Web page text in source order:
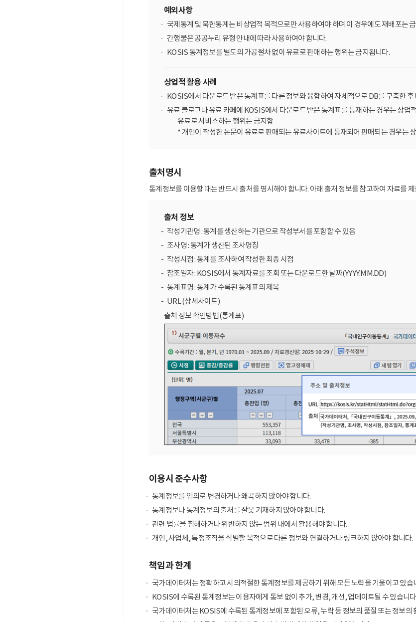
예외사항
국제통계 및 북한통계는 비상업적 목적으로만 사용하여야 하며 이 경우에도 재배포는
간행물은 공공누리 유형 안내에 따라 사용하여야 합니다.
KOSIS 통계정보를 별도의 가공절차 없이 유료로 판매하는 행위는 금지됩니다.
상업적 활용 사례
KOSIS에서 다운로드 받은 통계표를 다른 정보와 융합하여 자체적으로 DB를 구축한
유료 블로그나 유료 카페에 KOSIS에서 다운로드 받은 통계표를 등재하는 경우는 상
유료로 서비스하는 행위는 금지함
* 개인이 작성한 논문이 유료로 판매되는 유료사이트에 등재되어 판매되는 경우는
출처명시
통계정보를 이용할 때는 반드시 출처를 명시해야 합니다. 아래 출처 정보를 참고하여 자료를
출처 정보
작성기관명 : 통계를 생산하는 기관으로 작성부서를 포함할 수 있음
조사명 : 통계가 생산된 조사명칭
작성시점 : 통계를 조사하여 작성한 최종 시점
참조일자 : KOSIS에서 통계자료를 조회 또는 다운로드한 날짜(YYYY.MM.DD)
통계표명 : 통계가 수록된 통계표의 제목
URL (상세사이트)
출처 정보 확인방법(통계표)
이용시 준수사항
통계정보를 임의로 변경하거나 왜곡하지 않아야 합니다.
통계정보나 통계정보의 출처를 잘못 기재하지 않아야 합니다.
관련 법률을 침해하거나 위반하지 않는 범위 내에서 활용해야 합니다.
개인, 사업체, 특정조직을 식별할 목적으로 다른 정보와 연결하거나 링크하지 않아야 합니다.
책임과 한계
국가데이터처는 정확하고 시의적절한 통계정보를 제공하기 위해 모든 노력을 기울이고 있습
KOSIS에 수록된 통계정보는 이용자에게 통보 없이 추가, 변경, 개선, 업데이트될 수 있습니
국가데이터처는 KOSIS에 수록된 통계정보에 포함된 오류, 누락 등 정보의 품질 또는 정보